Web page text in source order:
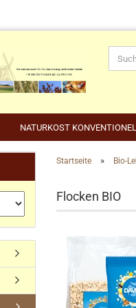
NATURKOST
& Winterfütterung
Startseite » Bio-
Flocken BIO